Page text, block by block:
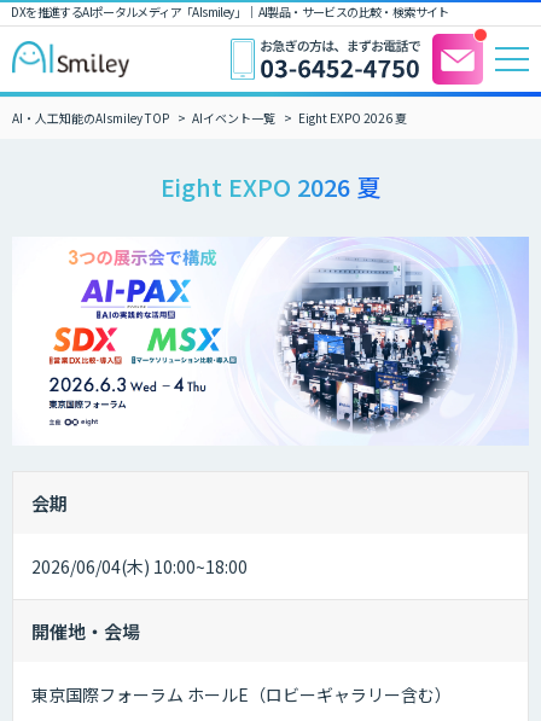
DXを推進するAIポータルメディア「AIsmiley」｜ AI製品・サービスの比較・検索サイト
AI・人工知能のAIsmiley TOP AIイベント一覧 Eight EXPO 2026 夏
Eight EXPO 2026 夏
会期
2026/06/04(木) 10:00~18:00
開催地・会場
東京国際フォーラム ホールE（ロビーギャラリー含む）